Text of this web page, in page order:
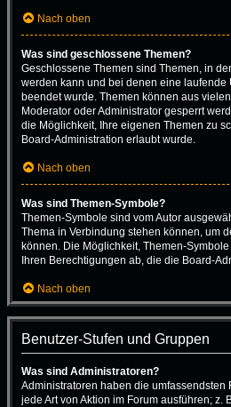
Nach oben
Was sind geschlossene Themen?
Geschlossene Themen sind Themen, in
werden kann und bei denen eine laufende
beendet wurde. Themen können aus
Moderator oder Administrator gesperrt
die Möglichkeit, Ihre eigenen Themen zu
Board-Administration erlaubt wurde.
Nach oben
Was sind Themen-Symbole?
Themen-Symbole sind vom Autor
Thema in Verbindung stehen können, um
können. Die Möglichkeit, Themen-
Ihren Berechtigungen ab, die die Board-
Nach oben
Benutzer-Stufen und Gruppen
Was sind Administratoren?
Administratoren haben die umfassendsten
jede Art von Aktion im Forum ausführen; z.